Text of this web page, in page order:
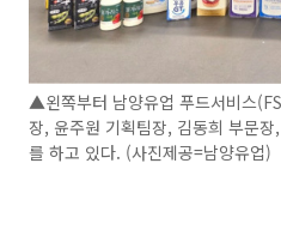
▲왼쪽부터 남양유업 푸드서비스
장, 윤주원 기획팀장, 김동희 부문
를 하고 있다. (사진제공=남양유업)